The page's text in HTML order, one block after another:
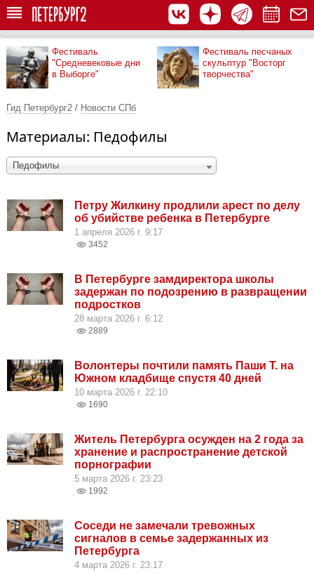
Фестиваль
"Средневековые дни
в Выборге"
Фестиваль песчаных
скульптур "Восторг
творчества"
Гид Петербург2 / Новости СПб
Материалы: Педофилы
Педофилы
Петру Жилкину продлили арест по делу
об убийстве ребенка в Петербурге
1 апреля 2026 г. 9:17
3452
В Петербурге замдиректора школы
задержан по подозрению в развращении
подростков
28 марта 2026 г. 6:12
2889
Волонтеры почтили память Паши Т. на
Южном кладбище спустя 40 дней
10 марта 2026 г. 22:10
1690
Житель Петербурга осужден на 2 года за
хранение и распространение детской
порнографии
5 марта 2026 г. 23:23
1992
Соседи не замечали тревожных
сигналов в семье задержанных из
Петербурга
4 марта 2026 г. 23:17